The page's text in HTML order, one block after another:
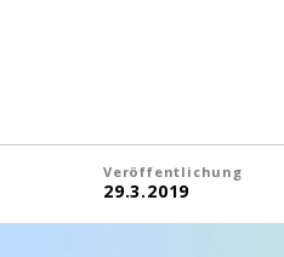
Veröffentlichung
29.3.2019